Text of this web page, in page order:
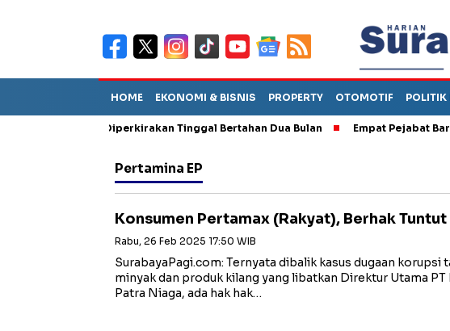
HOME EKONOMI & BISNIS PROPERTY OTOMOTIF POLITIK
Sebut TPA Diperkirakan Tinggal Bertahan Dua Bulan Empat Pejabat Baru
Pertamina EP
Konsumen Pertamax (Rakyat), Berhak
Rabu, 26 Feb 2025 17:50 WIB
SurabayaPagi.com: Ternyata dibalik kasus dugaan korupsi
minyak dan produk kilang yang libatkan Direktur Utama PT
Patra Niaga, ada hak hak…